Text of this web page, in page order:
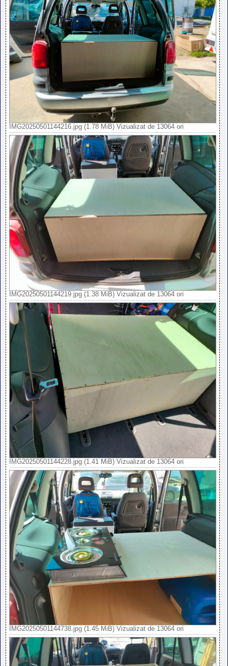
IMG20250501144216.jpg (1.78 MiB) Vizualizat de 13064 ori
IMG20250501144219.jpg (1.38 MiB) Vizualizat de 13064 ori
IMG20250501144228.jpg (1.41 MiB) Vizualizat de 13064 ori
IMG20250501144738.jpg (1.45 MiB) Vizualizat de 13064 ori